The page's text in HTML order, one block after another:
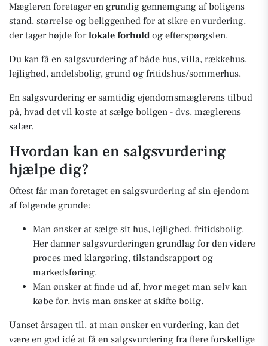
Mægleren foretager en grundig gennemgang af boligens
stand, størrelse og beliggenhed for at sikre en vurdering,
der tager højde forlokale forhold og efterspørgslen.
Du kan få en salgsvurdering af både hus, villa, rækkehus,
lejlighed, andelsbolig, grund og fritidshus/sommerhus.
En salgsvurdering er samtidig ejendomsmæglerens tilbud
på, hvad det vil koste at sælge boligen - dvs. mæglerens
salær.
Hvordan kan en salgsvurdering
hjælpe dig?
Oftest får man foretaget en salgsvurdering af sin ejendom
af følgende grunde:
Man ønsker at sælge sit hus, lejlighed, fritidsbolig.
Her danner salgsvurderingen grundlag for den videre
proces med klargøring, tilstandsrapport og
markedsføring.
Man ønsker at finde ud af, hvor meget man selv kan
købe for, hvis man ønsker at skifte bolig.
Uanset årsagen til, at man ønsker en vurdering, kan det
være en god idé at få en salgsvurdering fra flere forskellige